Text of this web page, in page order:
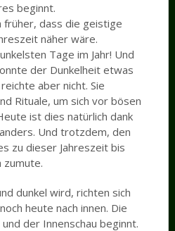
beginnt.
früher, dass die geistige
näher wäre.
Tage im Jahr! Und
der Dunkelheit etwas
aber nicht. Sie
Rituale, um sich vor bösen
ist dies natürlich dank
Und trotzdem, den
zu dieser Jahreszeit bis
zumute.
dunkel wird, richten sich
heute nach innen. Die
der Innenschau beginnt.